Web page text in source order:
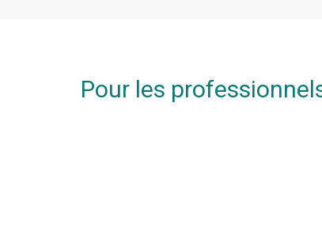
Pour les